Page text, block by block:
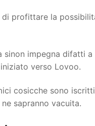
di profittare la
sinon impegna difatti
verso Lovoo.
cosicche sono
sapranno vacuita.